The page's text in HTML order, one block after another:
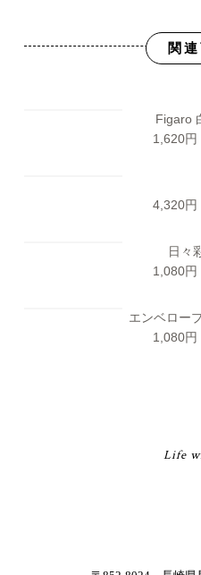
関
Figaro
1,620円
4,320円
日々
1,080円
エンベロー
1,080円
Life